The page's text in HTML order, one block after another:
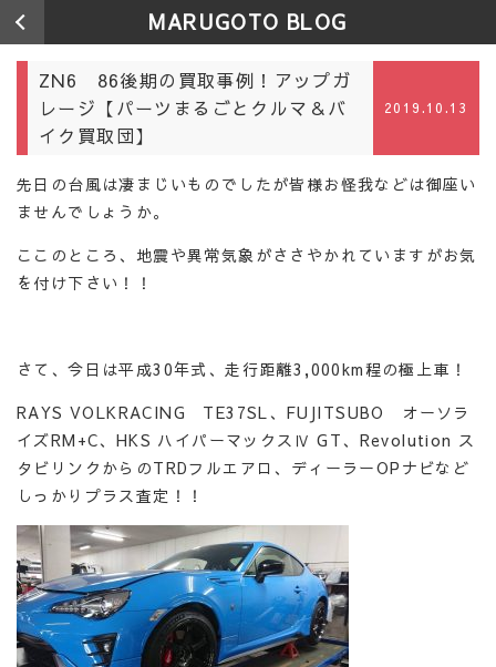
MARUGOTO BLOG
ZN6 86後期の買取事例！アップガ
レージ【パーツまるごとクルマ＆バ
イク買取団】
2019.10.13
先日の台風は凄まじいものでしたが皆様お怪我などは御座い
ませんでしょうか。
ここのところ、地震や異常気象がささやかれていますがお気
を付け下さい！！
さて、今日は平成30年式、走行距離3,000km程の極上車！
RAYS VOLKRACING TE37SL、FUJITSUBO オーソラ
イズRM+C、HKS ハイパーマックスⅣ GT、Revolution ス
タビリンクからのTRDフルエアロ、ディーラーOPナビなど
しっかりプラス査定！！